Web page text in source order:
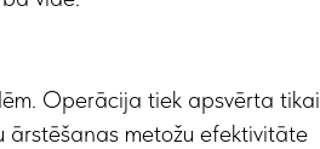
Operācija tiek apsvērta tikai
ārstēšanas metožu efektivitāte